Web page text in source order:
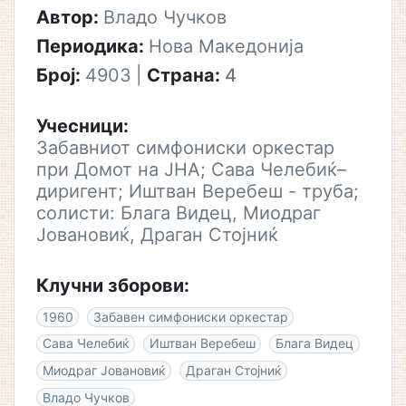
Автор: Владо Чучков
Периодика: Нова Македонија
Број: 4903 Страна: 4
Учесници:
Забавниот симфониски оркестар
при Домот на ЈНА; Сава Челебиќ–
диригент; Иштван Веребеш - труба;
солисти: Блага Видец, Миодраг
Јовановиќ, Драган Стојниќ
Клучни зборови:
1960
Забавен симфониски оркестар
Сава Челебиќ
Иштван Веребеш
Блага Видец
Миодраг Јовановиќ
Драган Стојниќ
Владо Чучков